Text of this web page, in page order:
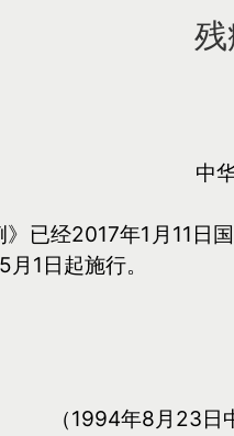
中
》已经2017年1月11
1日起施行。
（1994年8月23日